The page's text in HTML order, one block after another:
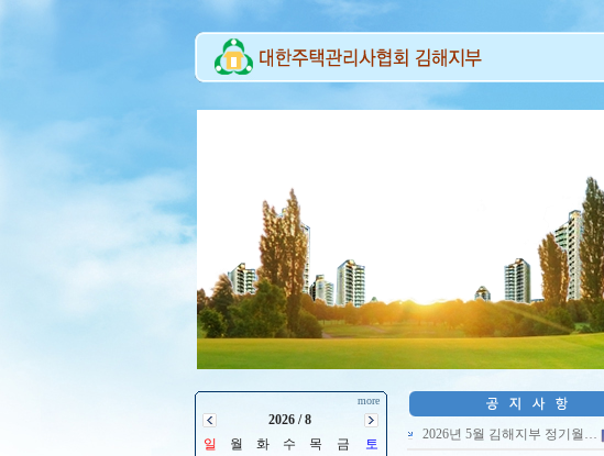
more
2026 / 8
일
월 화 수 목 금 토
2026년 5월 김해지부 정기월…